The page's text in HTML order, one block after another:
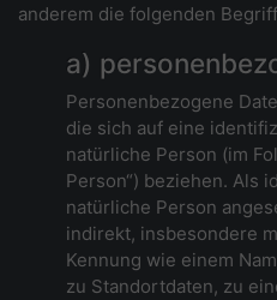
anderem die folgenden
a)
Personenbezogene
die sich auf eine
natürliche Person (im
Person“) beziehen. Als
natürliche Person
indirekt, insbesondere
Kennung wie einem
zu Standortdaten, zu